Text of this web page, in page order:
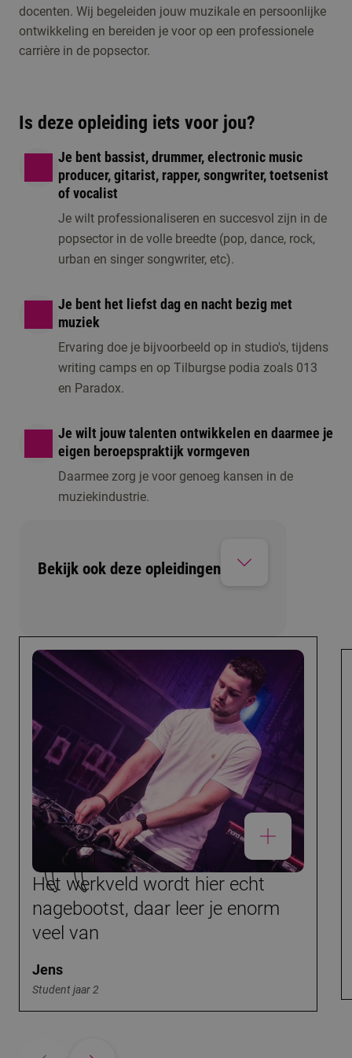
Meld je aan voor de
open dag, een online
voorlichting of één
te maken met de
opleiding.
docenten. Wij begeleiden jouw muzikale en persoonlijke
ontwikkeling en bereiden je voor op een professionele
carrière in de popsector.
Is deze opleiding iets voor jou?
Je bent bassist, drummer, electronic music
producer, gitarist, rapper, songwriter, toetsenist
of vocalist
Je wilt professionaliseren en succesvol zijn in de
popsector in de volle breedte (pop, dance, rock,
urban en singer songwriter, etc).
Je bent het liefst dag en nacht bezig met
muziek
Ervaring doe je bijvoorbeeld op in studio's, tijdens
writing camps en op Tilburgse podia zoals 013
en Paradox.
Je wilt jouw talenten ontwikkelen en daarmee je
eigen beroepspraktijk vormgeven
Daarmee zorg je voor genoeg kansen in de
muziekindustrie.
Bekijk ook deze opleidingen
Het werkveld wordt hier echt
nagebootst, daar leer je enorm
veel van
Jens
Student jaar 2